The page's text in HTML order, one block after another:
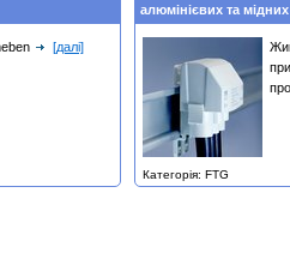
[далі]
алюмінієвих та
Категорія: FTG